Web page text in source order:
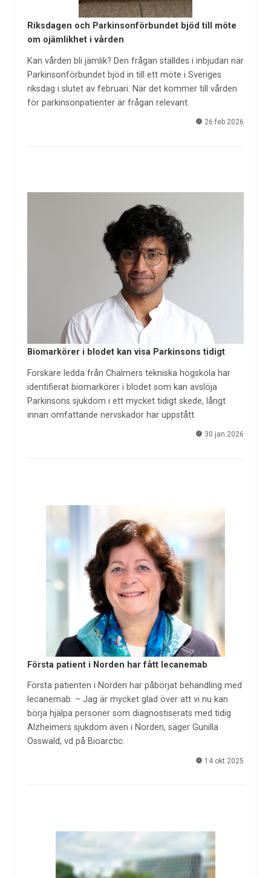
Riksdagen och Parkinsonförbundet bjöd till möte
om ojämlikhet i vården
Kan vården bli jämlik? Den frågan ställdes i inbjudan när
Parkinsonförbundet bjöd in till ett möte i Sveriges
riksdag i slutet av februari. När det kommer till vården
för parkinsonpatienter är frågan relevant.
26 feb 2026
Biomarkörer i blodet kan visa Parkinsons tidigt
Forskare ledda från Chalmers tekniska högskola har
identifierat biomarkörer i blodet som kan avslöja
Parkinsons sjukdom i ett mycket tidigt skede, långt
innan omfattande nervskador har uppstått.
30 jan 2026
Första patient i Norden har fått lecanemab
Första patienten i Norden har påbörjat behandling med
lecanemab. – Jag är mycket glad över att vi nu kan
börja hjälpa personer som diagnostiserats med tidig
Alzheimers sjukdom även i Norden, säger Gunilla
Osswald, vd på Bioarctic.
14 okt 2025